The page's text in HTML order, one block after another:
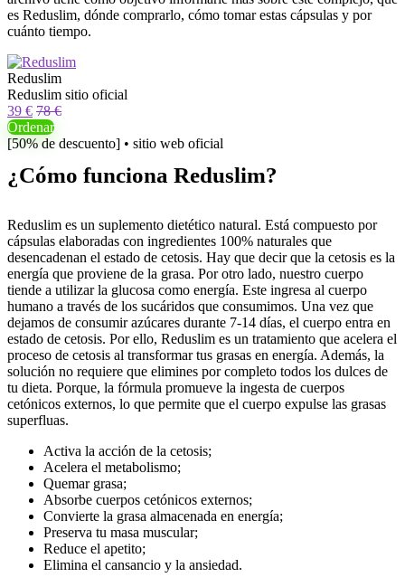
es Reduslim, dónde comprarlo, cómo tomar estas cápsulas y por
cuánto tiempo.
Reduslim
Reduslim sitio oficial
39 € 78 €
Ordenar
[50% de descuento] • sitio web oficial
¿Cómo funciona Reduslim?
Reduslim es un suplemento dietético natural. Está compuesto por
cápsulas elaboradas con ingredientes 100% naturales que
desencadenan el estado de cetosis. Hay que decir que la cetosis es la
energía que proviene de la grasa. Por otro lado, nuestro cuerpo
tiende a utilizar la glucosa como energía. Este ingresa al cuerpo
humano a través de los sucáridos que consumimos. Una vez que
dejamos de consumir azúcares durante 7-14 días, el cuerpo entra en
estado de cetosis. Por ello, Reduslim es un tratamiento que acelera el
proceso de cetosis al transformar tus grasas en energía. Además, la
solución no requiere que elimines por completo todos los dulces de
tu dieta. Porque, la fórmula promueve la ingesta de cuerpos
cetónicos externos, lo que permite que el cuerpo expulse las grasas
superfluas.
Activa la acción de la cetosis;
Acelera el metabolismo;
Quemar grasa;
Absorbe cuerpos cetónicos externos;
Convierte la grasa almacenada en energía;
Preserva tu masa muscular;
Reduce el apetito;
Elimina el cansancio y la ansiedad.